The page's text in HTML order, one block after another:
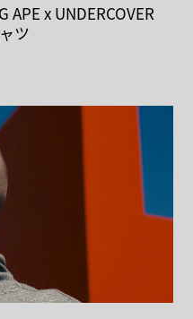
APE x UNDERCOVER
ツ